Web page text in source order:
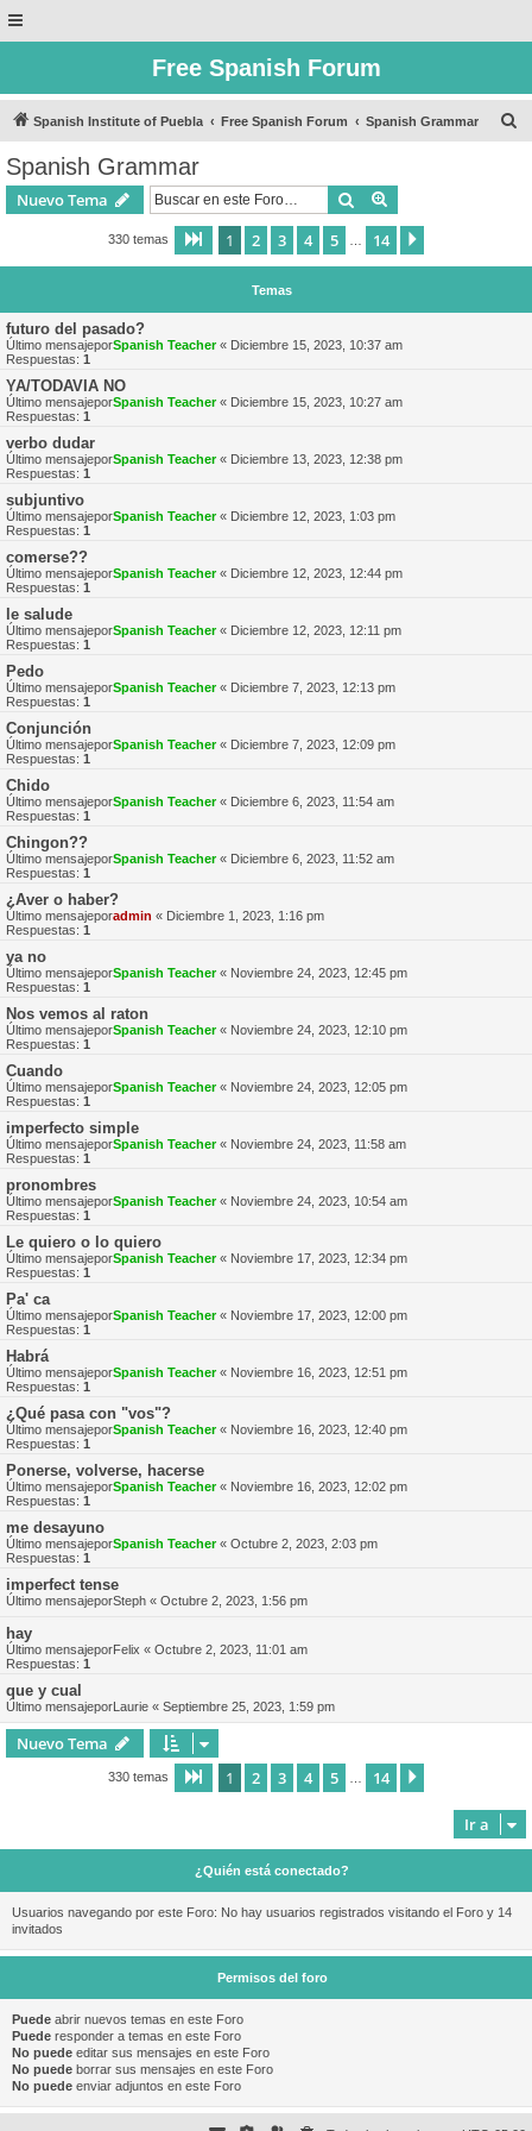
Free Spanish Forum
Spanish Institute of Puebla Free Spanish Forum Spanish Grammar
Spanish Grammar
Nuevo Tema Buscar
330 temas Página de 14
1 2 3 4 5 14
Temas
futuro del pasado?
Último mensajeporSpanish Teacher« Diciembre 15, 2023, 10:37 am
Respuestas: 1
YA/TODAVIA NO
Último mensajeporSpanish Teacher« Diciembre 15, 2023, 10:27 am
Respuestas: 1
verbo dudar
Último mensajeporSpanish Teacher« Diciembre 13, 2023, 12:38 pm
Respuestas: 1
subjuntivo
Último mensajeporSpanish Teacher« Diciembre 12, 2023, 1:03 pm
Respuestas: 1
comerse??
Último mensajeporSpanish Teacher« Diciembre 12, 2023, 12:44 pm
Respuestas: 1
le salude
Último mensajeporSpanish Teacher« Diciembre 12, 2023, 12:11 pm
Respuestas: 1
Pedo
Último mensajeporSpanish Teacher« Diciembre 7, 2023, 12:13 pm
Respuestas: 1
Conjunción
Último mensajeporSpanish Teacher« Diciembre 7, 2023, 12:09 pm
Respuestas: 1
Chido
Último mensajeporSpanish Teacher« Diciembre 6, 2023, 11:54 am
Respuestas: 1
Chingon??
Último mensajeporSpanish Teacher« Diciembre 6, 2023, 11:52 am
Respuestas: 1
¿Aver o haber?
Último mensajeporadmin « Diciembre 1, 2023, 1:16 pm
Respuestas: 1
ya no
Último mensajeporSpanish Teacher« Noviembre 24, 2023, 12:45 pm
Respuestas: 1
Nos vemos al raton
Último mensajeporSpanish Teacher« Noviembre 24, 2023, 12:10 pm
Respuestas: 1
Cuando
Último mensajeporSpanish Teacher« Noviembre 24, 2023, 12:05 pm
Respuestas: 1
imperfecto simple
Último mensajeporSpanish Teacher« Noviembre 24, 2023, 11:58 am
Respuestas: 1
pronombres
Último mensajeporSpanish Teacher« Noviembre 24, 2023, 10:54 am
Respuestas: 1
Le quiero o lo quiero
Último mensajeporSpanish Teacher« Noviembre 17, 2023, 12:34 pm
Respuestas: 1
Pa' ca
Último mensajeporSpanish Teacher« Noviembre 17, 2023, 12:00 pm
Respuestas: 1
Habrá
Último mensajeporSpanish Teacher« Noviembre 16, 2023, 12:51 pm
Respuestas: 1
¿Qué pasa con "vos"?
Último mensajeporSpanish Teacher« Noviembre 16, 2023, 12:40 pm
Respuestas: 1
Ponerse, volverse, hacerse
Último mensajeporSpanish Teacher« Noviembre 16, 2023, 12:02 pm
Respuestas: 1
me desayuno
Último mensajeporSpanish Teacher« Octubre 2, 2023, 2:03 pm
Respuestas: 1
imperfect tense
Último mensajeporSteph « Octubre 2, 2023, 1:56 pm
hay
Último mensajeporFelix « Octubre 2, 2023, 11:01 am
Respuestas: 1
que y cual
Último mensajeporLaurie « Septiembre 25, 2023, 1:59 pm
Nuevo Tema
330 temas Página de 14
1 2 3 4 5 14
Ir a
¿Quién está conectado?
Usuarios navegando por este Foro: No hay usuarios registrados visitando el Foro y 14
invitados
Permisos del foro
Puede abrir nuevos temas en este Foro
Puede responder a temas en este Foro
No puede editar sus mensajes en este Foro
No puede borrar sus mensajes en este Foro
No puede enviar adjuntos en este Foro